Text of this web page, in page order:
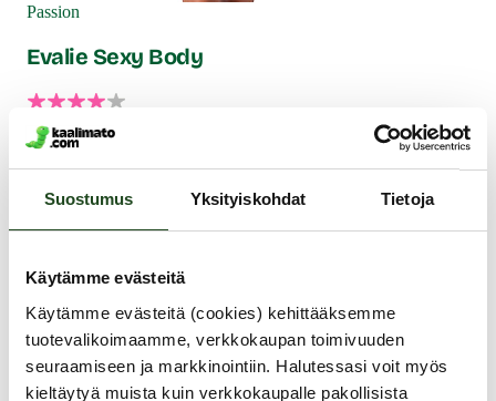
Suostumus Yksityiskohdat Tietoja
Käytämme evästeitä
Käytämme evästeitä (cookies) kehittääksemme
tuotevalikoimaamme, verkkokaupan toimivuuden
seuraamiseen ja markkinointiin. Halutessasi voit myös
kieltäytyä muista kuin verkkokaupalle pakollisista
Passion
Evalie Sexy Body
Ihana, eroottinen ja superkaunis sexy body on
muotojen mukaan.
Muut asiakkaat ostivat